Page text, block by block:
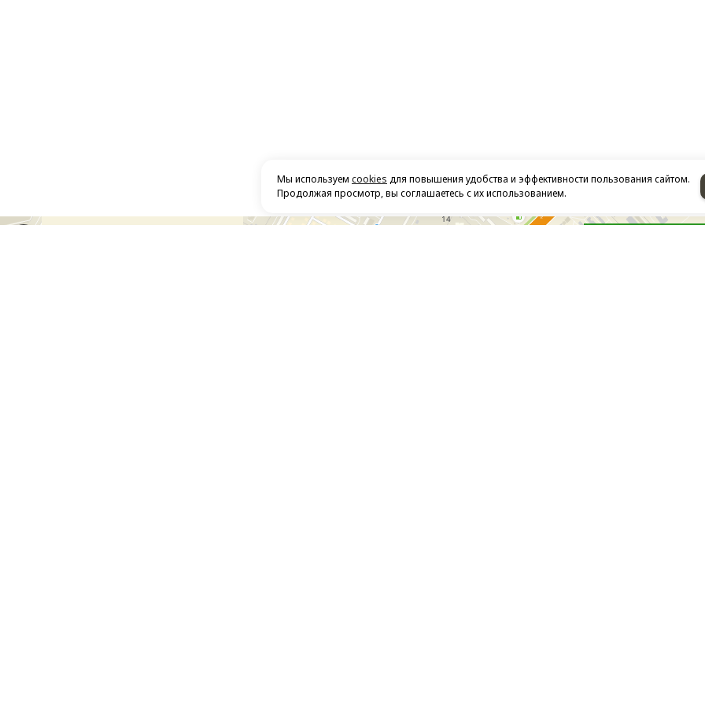
Мы используем cookies для повышения удобства и эффективности пользования сайтом.
Продолжая просмотр, вы соглашаетесь с их использованием.